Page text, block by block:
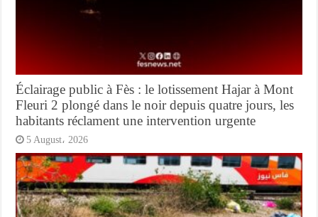
Éclairage public à Fès : le lotissement Hajar à Mont
Fleuri 2 plongé dans le noir depuis quatre jours, les
habitants réclament une intervention urgente
5 August، 2026